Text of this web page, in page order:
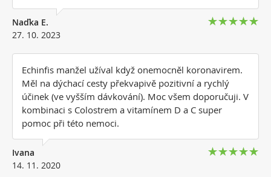
Naďka E.
27. 10. 2023
Echinfis manžel užíval když onemocněl koronavirem.
Měl na dýchací cesty překvapivě pozitivní a rychlý
účinek (ve vyšším dávkování). Moc všem doporučuji. V
kombinaci s Colostrem a vitamínem D a C super
pomoc při této nemoci.
Ivana
14. 11. 2020